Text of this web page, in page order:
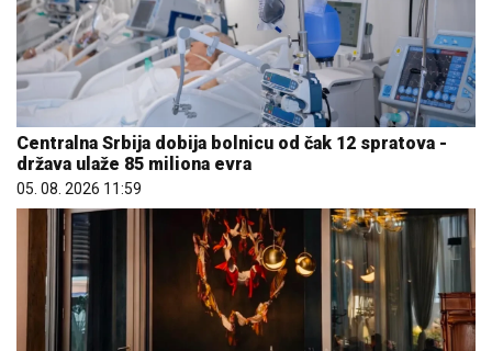
Centralna Srbija dobija bolnicu od čak 12 spratova -
država ulaže 85 miliona evra
05. 08. 2026 11:59